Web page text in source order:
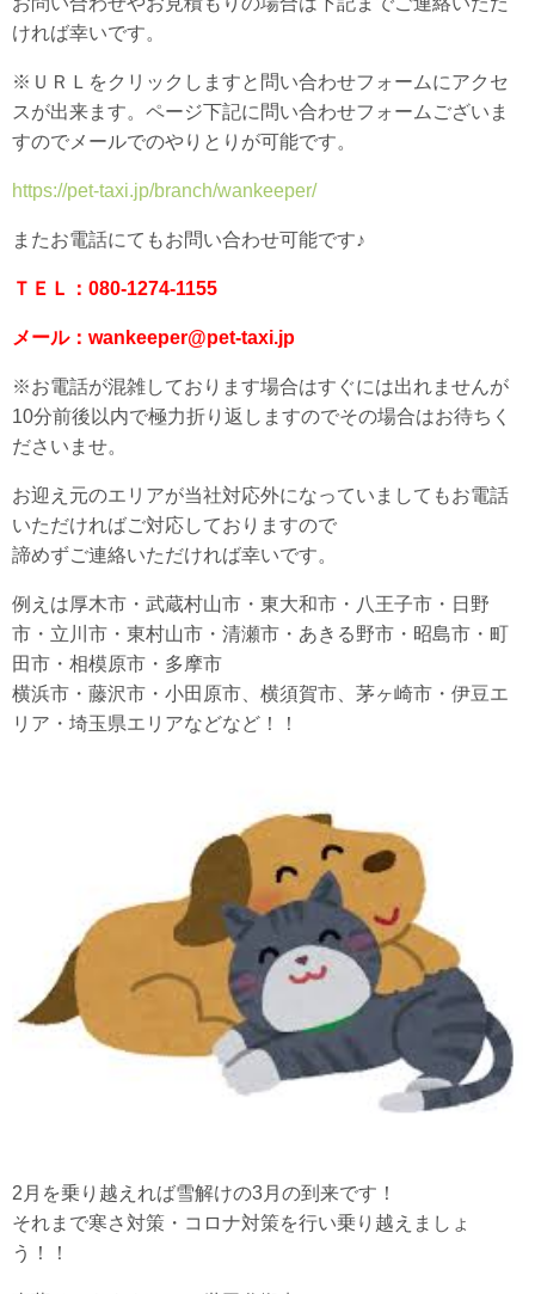
ければ幸いです。
※ＵＲＬをクリックしますと問い合わせフォームにアクセ
スが出来ます。ページ下記に問い合わせフォームございま
すのでメールでのやりとりが可能です。
https://pet-taxi.jp/branch/wankeeper/
またお電話にてもお問い合わせ可能です♪
ＴＥＬ：080-1274-1155
メール：wankeeper@pet-taxi.jp
※お電話が混雑しております場合はすぐには出れませんが
10分前後以内で極力折り返しますのでその場合はお待ちく
ださいませ。
お迎え元のエリアが当社対応外になっていましてもお電話
いただければご対応しておりますので
諦めずご連絡いただければ幸いです。
例えは厚木市・武蔵村山市・東大和市・八王子市・日野
市・立川市・東村山市・清瀬市・あきる野市・昭島市・町
田市・相模原市・多摩市
横浜市・藤沢市・小田原市、横須賀市、茅ヶ崎市・伊豆エ
リア・埼玉県エリアなどなど！！
2月を乗り越えれば雪解けの3月の到来です！
それまで寒さ対策・コロナ対策を行い乗り越えましょ
う！！